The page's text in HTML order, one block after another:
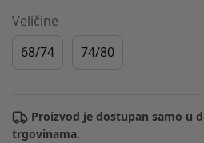
Veličine
68/74
74/80
Proizvod je dostupan samo u
trgovinama.